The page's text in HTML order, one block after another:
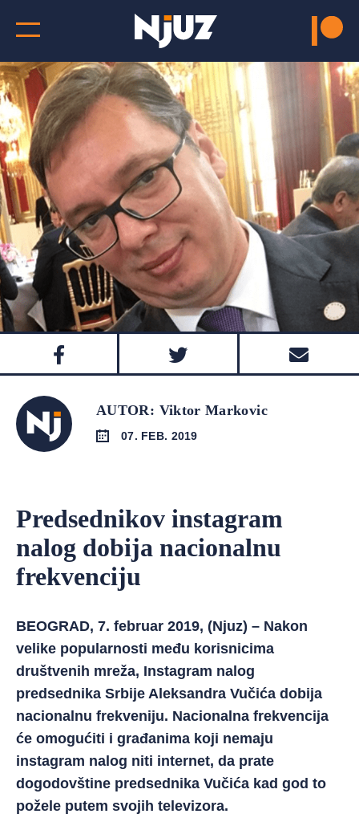
AUTOR: Viktor Markovic
07. FEB. 2019
Predsednikov instagram
nalog dobija nacionalnu
frekvenciju
BEOGRAD, 7. februar 2019, (Njuz) – Nakon
velike popularnosti među korisnicima
društvenih mreža, Instagram nalog
predsednika Srbije Aleksandra Vučića dobija
nacionalnu frekveniju. Nacionalna frekvencija
će omogućiti i građanima koji nemaju
instagram nalog niti internet, da prate
dogodovštine predsednika Vučića kad god to
požele putem svojih televizora.